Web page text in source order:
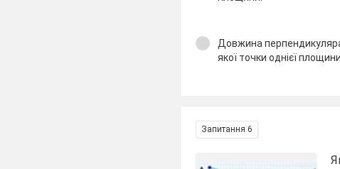
Довжина
якої точки однієї
Запитання 6